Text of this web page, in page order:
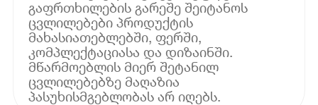
გაფრთხილების გარეშე შეიტანოს
ცვლილებები პროდუქტის
მახასიათებლებში, ფერში,
კომპლექტაციასა და დიზაინში.
მწარმოებლის მიერ შეტანილ
ცვლილებებზე მაღაზია
პასუხისმგებლობას არ იღებს.